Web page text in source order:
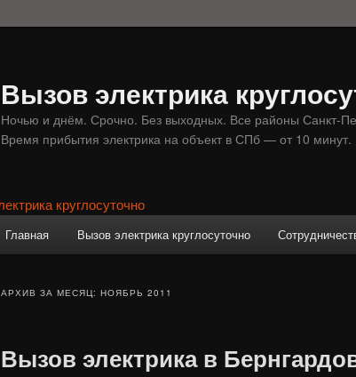
Вызов электрика
Ночью и днём. Срочно. Без выходных. Все районы Санкт-
Время прибытия электрика на объект в СПб — от 10 минут.
Главная Вызов электрика круглосуточно
АРХИВ ЗА МЕСЯЦ: НОЯБРЬ 2011
Вызов электрика в